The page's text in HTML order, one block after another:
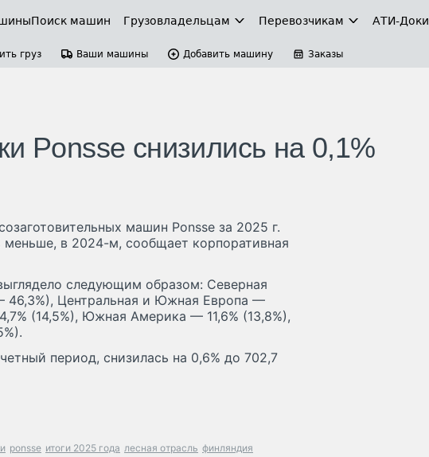
Поиск машин Грузовладельцам Перевозчикам АТИ-Доки
груз Ваши машины Добавить машину Заказы
Ponsse снизились на 0,1%
машин Ponsse за 2025 г.
меньше, в 2024-м, сообщает корпоративная
следующим образом: Северная
Центральная и Южная Европа —
(14,5%), Южная Америка — 11,6% (13,8%),
период, снизилась на 0,6% до 702,7
ponsse итоги 2025 года лесная отрасль финляндия